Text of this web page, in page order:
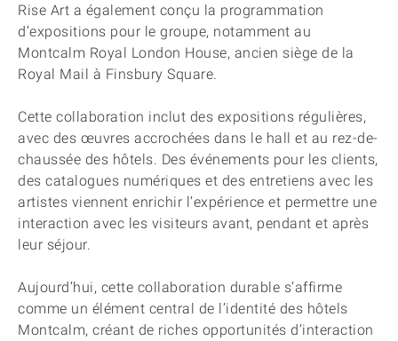
Rise Art a également conçu la programmation
d’expositions pour le groupe, notamment au
Montcalm Royal London House, ancien siège de la
Royal Mail à Finsbury Square.
Cette collaboration inclut des expositions régulières,
avec des œuvres accrochées dans le hall et au rez-de-
chaussée des hôtels. Des événements pour les clients,
des catalogues numériques et des entretiens avec les
artistes viennent enrichir l’expérience et permettre une
interaction avec les visiteurs avant, pendant et après
leur séjour.
Aujourd’hui, cette collaboration durable s’affirme
comme un élément central de l’identité des hôtels
Montcalm, créant de riches opportunités d’interaction